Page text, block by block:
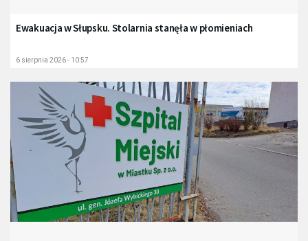
Ewakuacja w Słupsku. Stolarnia stanęła w płomieniach
6 sierpnia 2026 - 10:57